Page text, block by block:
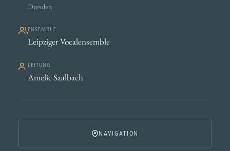
Dresden
ENSEMBLE
Leipziger Vocalensemble
LEITUNG
Amelie Saalbach
NAVIGATION